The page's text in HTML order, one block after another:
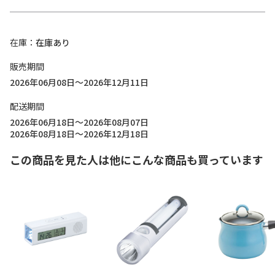
在庫
在庫あり
販売期間
2026年06月08日～2026年12月11日
配送期間
2026年06月18日～2026年08月07日
2026年08月18日～2026年12月18日
この商品を見た人は他にこんな商品も買っています